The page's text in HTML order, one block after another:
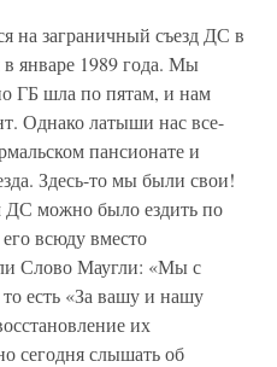
на заграничный съезд ДС в
январе 1989 года. Мы
ГБ шла по пятам, и нам
Однако латыши нас все-
пансионате и
Здесь-то мы были свои!
ДС можно было ездить по
всюду вместо
Слово Маугли: «Мы с
есть «За вашу и нашу
их
сегодня слышать об